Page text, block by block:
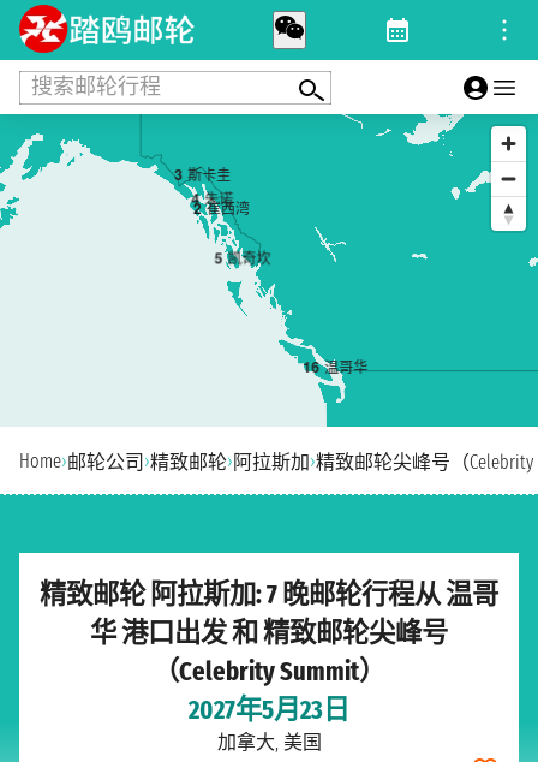
搜索邮轮行程
16 温哥华
2 崔西湾
3 斯卡圭
4 朱诺
5 凯奇坎
Home›邮轮公司 ›精致邮轮›阿拉斯加›精致邮轮尖峰号（Celebrity
精致邮轮 阿拉斯加: 7 晚邮轮行程从 温哥
华 港口出发 和 精致邮轮尖峰号
（Celebrity Summit）
2027年5月23日
加拿大, 美国